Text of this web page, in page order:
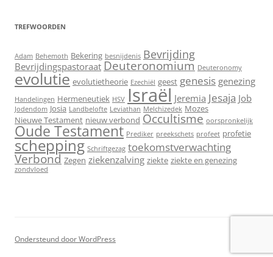
TREFWOORDEN
Adam Behemoth Bekering besnijdenis Bevrijding
Bevrijdingspastoraat Deuteronomium Deuteronomy
evolutie evolutietheorie Ezechiël geest genesis genezing
Handelingen Hermeneutiek HSV Israël Jeremia Jesaja Job
Jodendom Josia Landbelofte Leviathan Melchizedek Mozes
Nieuwe Testament nieuw verbond Occultisme oorspronkelijk
Oude Testament Prediker preekschets profeet profetie
schepping Schriftgezag toekomstverwachting
Verbond Zegen ziekenzalving ziekte ziekte en genezing
zondvloed
Ondersteund door WordPress